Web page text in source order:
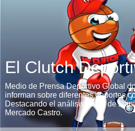
El Clutch
Medio de Prensa Deportivo Global
informan sobre diferentes deportes
Destacando el análisis único de
Mercado Castro.